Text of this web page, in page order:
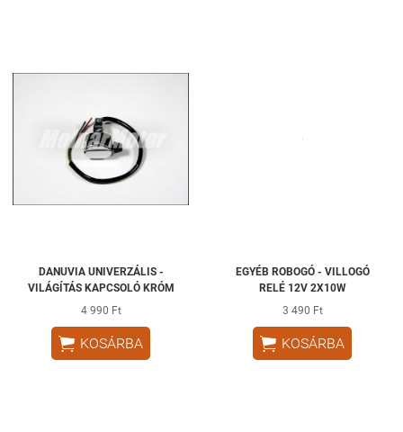
DANUVIA UNIVERZÁLIS -
VILÁGÍTÁS KAPCSOLÓ KRÓM
4 990 Ft
 KOSÁRBA
EGYÉB ROBOGÓ - VILLOGÓ
RELÉ 12V 2X10W
3 490 Ft
 KOSÁRBA